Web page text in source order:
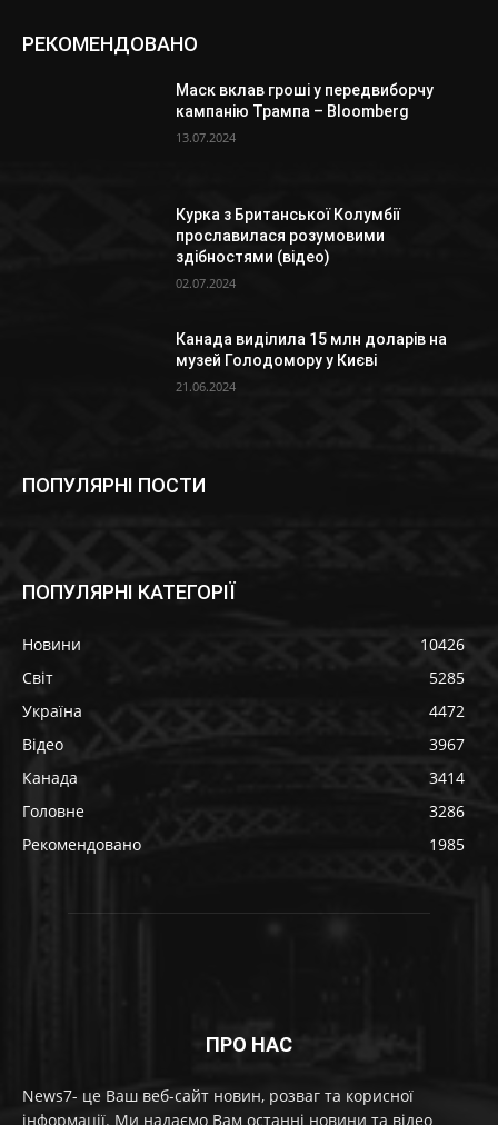
РЕКОМЕНДОВАНО
Маск вклав гроші у передвиборчу
кампанію Трампа – Bloomberg
13.07.2024
Курка з Британської Колумбії
прославилася розумовими
здібностями (відео)
02.07.2024
Канада виділила 15 млн доларів на
музей Голодомору у Києві
21.06.2024
ПОПУЛЯРНІ ПОСТИ
ПОПУЛЯРНІ КАТЕГОРІЇ
Новини
10426
Світ
5285
Україна
4472
Відео
3967
Канада
3414
Головне
3286
Рекомендовано
1985
ПРО НАС
News7- це Ваш веб-сайт новин, розваг та корисної
інформації. Ми надаємо Вам останні новини та відео